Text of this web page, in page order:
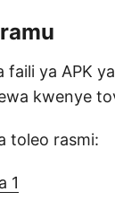
faili ya APK
kwenye
toleo rasmi:
1